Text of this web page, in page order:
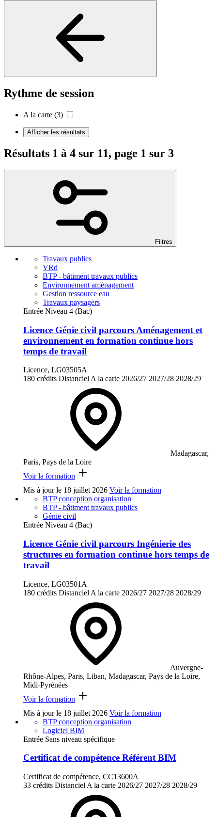
Rythme de session
A la carte (3)
Afficher les résultats
Résultats 1 à 4 sur 11, page 1 sur 3
Filtres
Travaux publics
VRd
BTP - bâtiment travaux publics
Environnement aménagement
Gestion ressource eau
Travaux paysagers
Entrée Niveau 4 (Bac)
Licence Génie civil parcours Aménagement et
environnement en formation continue hors
temps de travail
Licence, LG03505A
180 crédits Distanciel A la carte 2026/27 2027/28 2028/29
Madagascar,
Paris, Pays de la Loire
Voir la formation
Mis à jour le 18 juillet 2026 Voir la formation
BTP conception organisation
BTP - bâtiment travaux publics
Génie civil
Entrée Niveau 4 (Bac)
Licence Génie civil parcours Ingénierie des
structures en formation continue hors temps de
travail
Licence, LG03501A
180 crédits Distanciel A la carte 2026/27 2027/28 2028/29
Auvergne-
Rhône-Alpes, Paris, Liban, Madagascar, Pays de la Loire,
Midi-Pyrénées
Voir la formation
Mis à jour le 18 juillet 2026 Voir la formation
BTP conception organisation
Logiciel BIM
Entrée Sans niveau spécifique
Certificat de compétence Référent BIM
Certificat de compétence, CC13600A
33 crédits Distanciel A la carte 2026/27 2027/28 2028/29